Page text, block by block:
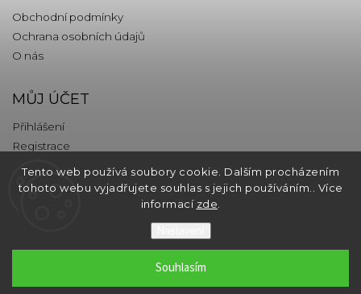
Tento web používá soubory cookie. Dalším procházením
tohoto webu vyjadřujete souhlas s jejich používáním.. Více
informací zde
Souhlasím
Obchodní podmínky
Ochrana osobních údajů
O nás
MŮJ ÚČET
Přihlášení
Registrace
KONTAKT
thebrands.com. Všechna práva vyhrazena.